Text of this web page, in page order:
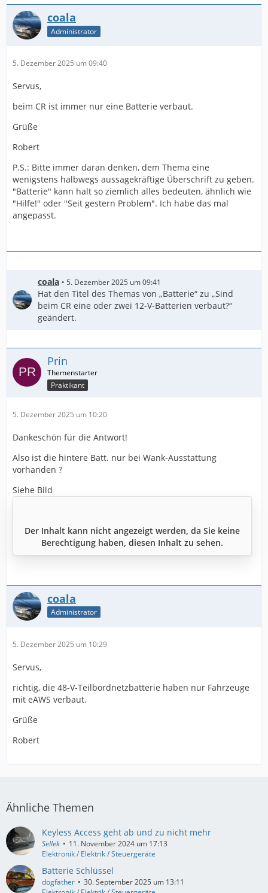
coala
Administrator
5. Dezember 2025 um 09:40
Servus,
beim CR ist immer nur eine Batterie verbaut.
Grüße
Robert
P.S.: Bitte immer daran denken, dem Thema eine
wenigstens halbwegs aussagekräftige Überschrift zu geben.
"Batterie" kann halt so ziemlich alles bedeuten, ähnlich wie
"Hilfe!" oder "Seit gestern Problem". Ich habe das mal
angepasst.
coala 5. Dezember 2025 um 09:41
Hat den Titel des Themas von „Batterie“ zu „Sind
beim CR eine oder zwei 12-V-Batterien verbaut?“
geändert.
Prin
Praktikant
5. Dezember 2025 um 10:20
Dankeschön für die Antwort!
Also ist die hintere Batt. nur bei Wank-Ausstattung
vorhanden ?
Siehe Bild
Der Inhalt kann nicht angezeigt werden, da Sie keine
Berechtigung haben, diesen Inhalt zu sehen.
coala
Administrator
5. Dezember 2025 um 10:29
Servus,
richtig, die 48-V-Teilbordnetzbatterie haben nur Fahrzeuge
mit eAWS verbaut.
Grüße
Robert
Ähnliche Themen
Keyless Access geht ab und zu nicht mehr
Sellek
11. November 2024 um 17:13
Elektronik / Elektrik / Steuergeräte
Batterie Schlüssel
dogfather
30. September 2025 um 13:11